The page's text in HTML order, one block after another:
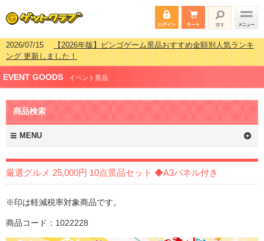
2026/07/15【2026年版】ビンゴゲーム景品おすすめ金額別人気ランキ
ング 更新しました！
2026/04/03【2026年版】ゴルフコンペ景品 3000円未満［2000円～
2999円編］もらってうれしい人気ラ…
2026/02/03
2999円編］もらってうれしい人気ラ…
EVENT GOODS イベント景品
商品検索
MENU
厳選グルメ 25,000円 10点景品セット ◆A3パネル付き
※印は軽減税率対象商品です。
商品コード：1022228